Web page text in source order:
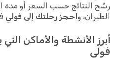
رشّح النتائج حسب السعر أو مدة
الطيران، واحجز رحلتك إلى فولي
أبرز الأنشطة والأماكن
فولي